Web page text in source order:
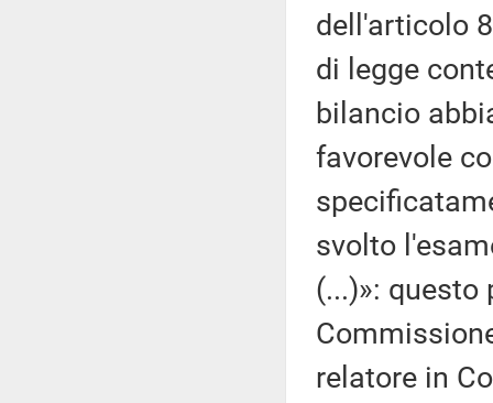
dell'articolo
di legge
bilancio
favorevole
svolto
(...)»: questo
relatore in